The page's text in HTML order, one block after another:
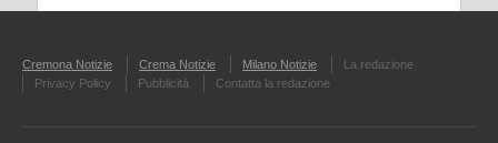
Cremona Notizie Crema Notizie Milano Notizie
La redazione
Privacy Policy
Pubblicità Contatta la redazione